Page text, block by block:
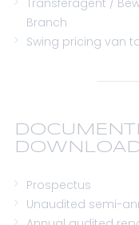
Transferagent /
Branch
Swing pricing van
Prospectus
Unaudited semi-